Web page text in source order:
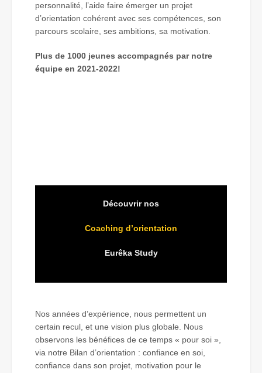
personnalité, l’aide faire émerger un projet
d’orientation cohérent avec ses compétences, son
parcours scolaire, ses ambitions, sa motivation.
Plus de 1000 jeunes accompagnés par notre
équipe en 2021-2022!
Découvrir nos
Coaching d’orientation
Eurêka Study
Nos années d’expérience, nous permettent un
certain recul, et une vision plus globale. Nous
observons les bénéfices de ce temps « pour soi »,
via notre Bilan d’orientation : confiance en soi,
confiance dans son projet, motivation pour le